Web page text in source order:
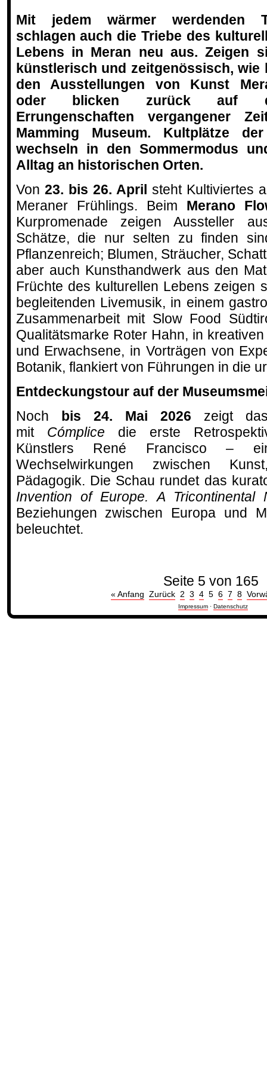
Mit jedem wärmer werdenden
schlagen auch die Triebe des
Lebens in Meran neu aus. Zeigen
künstlerisch und zeitgenössisch, wie
den Ausstellungen von Kunst
oder blicken zurück auf
Errungenschaften vergangener
Mamming Museum. Kultplätze
wechseln in den Sommermodus
Alltag an historischen Orten.
Von 23. bis 26. April steht Kultiviertes
Meraner Frühlings. Beim Merano
Kurpromenade zeigen Aussteller
Schätze, die nur selten zu finden
Pflanzenreich; Blumen, Sträucher,
aber auch Kunsthandwerk aus den
Früchte des kulturellen Lebens zeigen
begleitenden Livemusik, in einem
Zusammenarbeit mit Slow Food
Qualitätsmarke Roter Hahn, in
und Erwachsene, in Vorträgen von
Botanik, flankiert von Führungen in die
Entdeckungstour auf der
Noch bis 24. Mai 2026 zeigt
mit Cómplice die erste
Künstlers René Francisco –
Wechselwirkungen zwischen
Pädagogik. Die Schau rundet das
Invention of Europe. A Tricontinental
Beziehungen zwischen Europa und
beleuchtet.
Seite 5 von 165
« Anfang Zurück 2 3 4 5 6 7 8
Impressum · Datenschutz